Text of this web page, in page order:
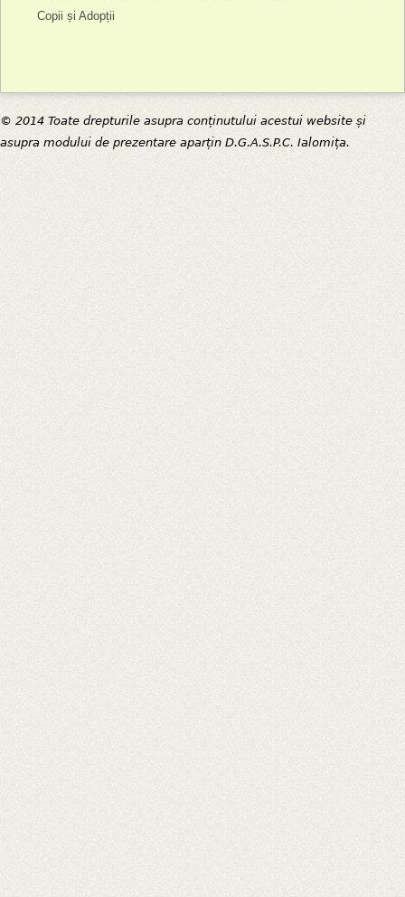
Copii și Adopții
© 2014 Toate drepturile asupra conținutului acestui website și
asupra modului de prezentare aparțin D.G.A.S.P.C. Ialomița.